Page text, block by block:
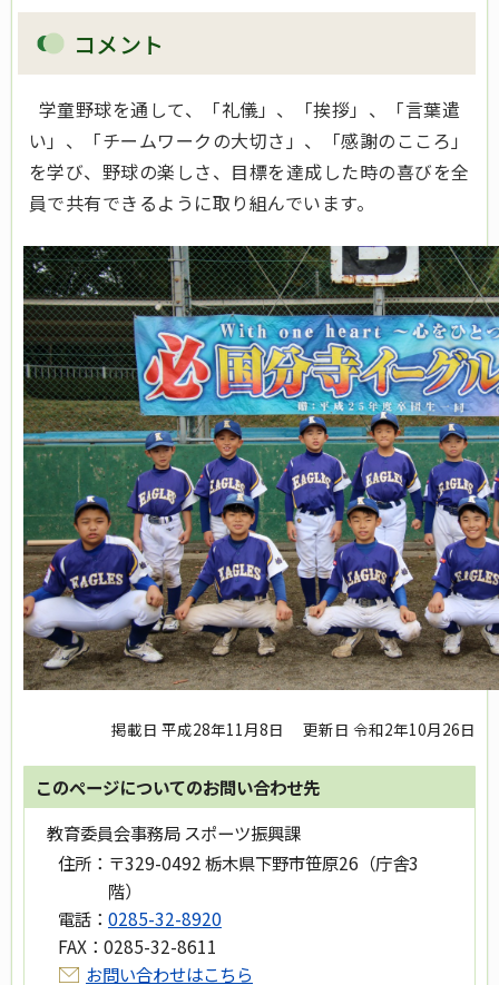
コメント
学童野球を通して、「礼儀」、「挨拶」、「言葉遣
い」、「チームワークの大切さ」、「感謝のこころ」
を学び、野球の楽しさ、目標を達成した時の喜びを全
員で共有できるように取り組んでいます。
掲載日 平成28年11月8日 更新日 令和2年10月26日
このページについてのお問い合わせ先
教育委員会事務局 スポーツ振興課
住所： 〒329-0492 栃木県下野市笹原26（庁舎3
階）
電話： 0285-32-8920
FAX： 0285-32-8611
お問い合わせはこちら